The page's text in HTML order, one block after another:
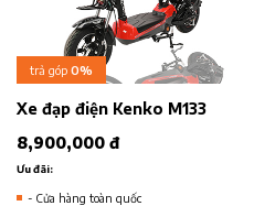
trả góp 0%
Xe đạp điện Kenko M133
8,900,000 đ
Ưu đãi:
- Cửa hàng toàn quốc